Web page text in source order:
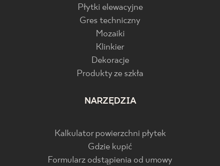
Płytki elewacyjne
Gres techniczny
Mozaiki
Klinkier
Dekoracje
Produkty ze szkła
NARZĘDZIA
Kalkulator powierzchni płytek
Gdzie kupić
Formularz odstąpienia od umowy